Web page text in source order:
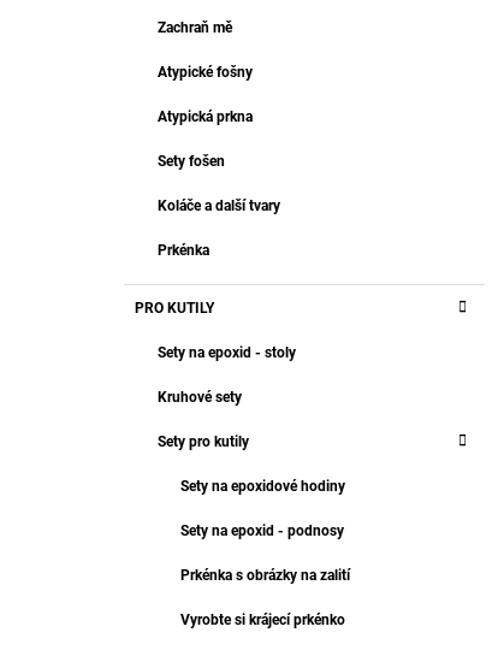
Zachraň mě
Atypické fošny
Atypická prkna
Sety fošen
Koláče a další tvary
Prkénka
PRO KUTILY
Sety na epoxid - stoly
Kruhové sety
Sety pro kutily
Sety na epoxidové hodiny
Sety na epoxid - podnosy
Prkénka s obrázky na zalití
Vyrobte si krájecí prkénko